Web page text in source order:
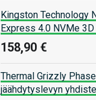
Kingston Technology
Express 4.0 NVMe 3D
158,90 €
Thermal Grizzly
jäähdytyslevyn